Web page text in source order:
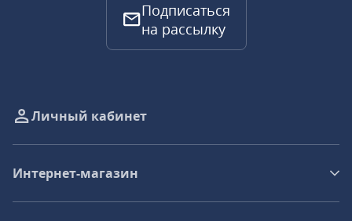
Подписаться
на рассылку
Личный кабинет
Интернет-магазин